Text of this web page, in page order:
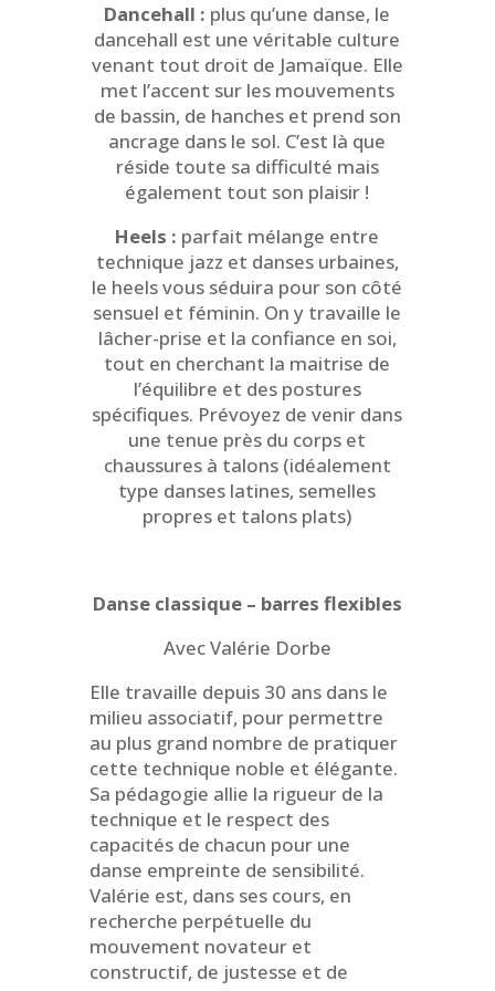
Dancehall : plus qu’une danse, le
dancehall est une véritable culture
venant tout droit de Jamaïque. Elle
met l’accent sur les mouvements
de bassin, de hanches et prend son
ancrage dans le sol. C’est là que
réside toute sa difficulté mais
également tout son plaisir !
Heels : parfait mélange entre
technique jazz et danses urbaines,
le heels vous séduira pour son côté
sensuel et féminin. On y travaille le
lâcher-prise et la confiance en soi,
tout en cherchant la maitrise de
l’équilibre et des postures
spécifiques. Prévoyez de venir dans
une tenue près du corps et
chaussures à talons (idéalement
type danses latines, semelles
propres et talons plats)
Danse classique – barres flexibles
Avec Valérie Dorbe
Elle travaille depuis 30 ans dans le
milieu associatif, pour permettre
au plus grand nombre de pratiquer
cette technique noble et élégante.
Sa pédagogie allie la rigueur de la
technique et le respect des
capacités de chacun pour une
danse empreinte de sensibilité.
Valérie est, dans ses cours, en
recherche perpétuelle du
mouvement novateur et
constructif, de justesse et de